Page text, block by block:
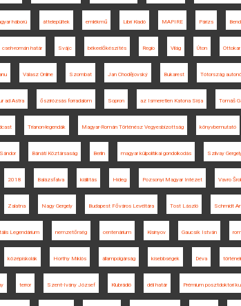
háború áttelepültek emlékmű Libri Kiadó MAPIRE Párizs
cseh-román határ Svájc békeelőkészítés Regio Világ Úton Ottokar
Válasz Online Szombat Jan Chodějovský Bukarest Tótország
ad Astra őszirózsás forradalom Sopron az Ismeretlen Katona Sírja Tomáš
Trianon-legendák Magyar-Román Történész Vegyesbizottság könyvbemutató
Bánáti Köztársaság Berlin magyar külpolitikai gondolkodás Szilvay
2018 Balázsfalva kiállítás Hideg Pozsonyi Magyar Intézet Vavro
Zalatna Nagy Gergely Budapest Főváros Levéltára Tost László Schmidt
Legendárium nemzetőrség centenárium Kisinyov Gaucsík István
középiskolák Horthy Miklós állampolgárság kisebbségek Déva
terror Szent-Ivány József Klubrádió déli határ Prémium posztdoktori